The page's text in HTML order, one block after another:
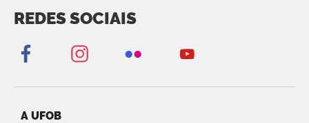
REDES SOCIAIS
A UFOB